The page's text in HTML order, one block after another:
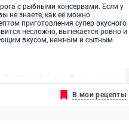
с рыбными консервами. Если у
не знаете, как её можно
приготовления супер вкусного
несложно, выпекается ровно и
вкусом, нежным и сытным.
Майонез, Крупа манная,
В мои рецепты